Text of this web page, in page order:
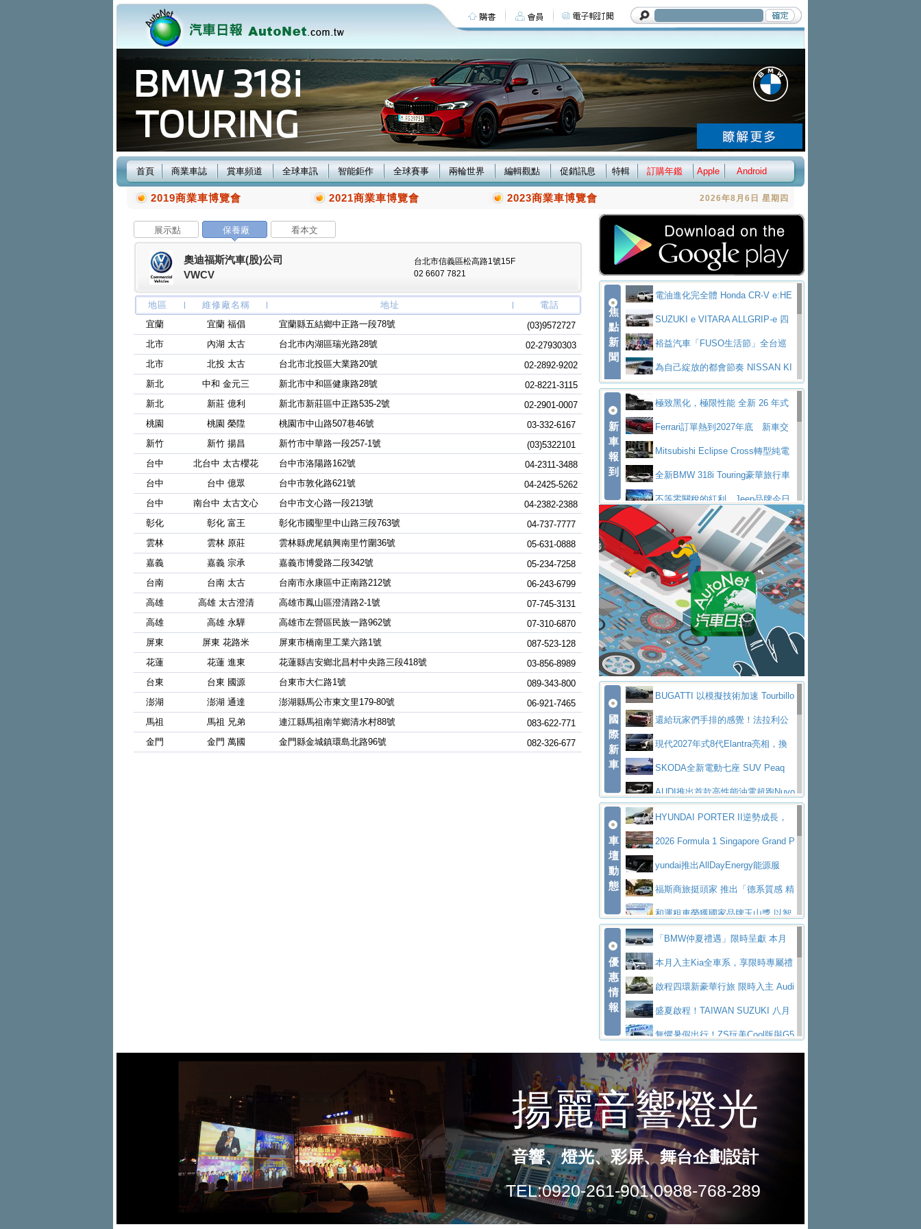
首頁 商業車誌 賞車頻道 全球車訊 智能鉅作 全球賽事 兩輪世界 編輯觀點 促銷訊息 特輯 訂購年鑑 Apple Android
2019商業車博覽會 2021商業車博覽會 2023商業車博覽會 2026年8月6日 星期四
展示點 保養廠 看本文
奧迪福斯汽車(股)公司
VWCV
台北市信義區松高路1號15F
02 6607 7821
地區 維修廠名稱 地址
電話
宜蘭
宜蘭 福倡 宜蘭縣五結鄉中正路一段78號
(03)9572727
北市
內湖 太古 台北巿內湖區瑞光路28號
02-27930303
北市
北投 太古 台北市北投區大業路20號
02-2892-9202
新北
中和 金元三 新北市中和區健康路28號
02-8221-3115
新北
新莊 億利 新北市新莊區中正路535-2號
02-2901-0007
桃園
桃園 榮陞 桃園市中山路507巷46號
03-332-6167
新竹
新竹 揚昌 新竹市中華路一段257-1號
(03)5322101
台中
北台中 太古櫻花 台中市洛陽路162號
04-2311-3488
台中
台中 億眾 台中市敦化路621號
04-2425-5262
台中
南台中 太古文心 台中市文心路一段213號
04-2382-2388
彰化
彰化 富王 彰化市國聖里中山路三段763號
04-737-7777
雲林
雲林 原莊 雲林縣虎尾鎮興南里竹圍36號
05-631-0888
嘉義
嘉義 宗承 嘉義市博愛路二段342號
05-234-7258
台南
台南 太古 台南市永康區中正南路212號
06-243-6799
高雄
高雄 太古澄清 高雄市鳳山區澄清路2-1號
07-745-3131
高雄
高雄 永驊 高雄市左營區民族一路962號
07-310-6870
屏東
屏東 花路米 屏東市橋南里工業六路1號
087-523-128
花蓮
花蓮 進東 花蓮縣吉安鄉北昌村中央路三段418號
03-856-8989
台東
台東 國源 台東市大仁路1號
089-343-800
澎湖
澎湖 通達 澎湖縣馬公市東文里179-80號
06-921-7465
馬祖
馬祖 兄弟 連江縣馬祖南竿鄉清水村88號
083-622-771
金門
金門 萬國 金門縣金城鎮環島北路96號 082-326-677
焦
點
新
聞
電油進化完全體 Honda CR-V e:HE
V PrestigeSUZUKI e VITARA ALLGRIP-e 四
驅精神的純電新詮釋
裕益汽車「FUSO生活節」全台巡
迴 結合生活體驗、交通安全與購車優惠
為自己綻放的都會節奏 NISSAN KI
CKS SAKURA為品味獨具層峰買家打造的頂級座
駕，MAZDA CX-90 33T AWD Premium Ca
ptain Seat
EV
技的座駕! Ford Territory中型油電休旅
SO Super Great今日在台登場，結合先進安
全輔助科技
ntis四品牌經銷權，全新多品牌旗艦展示中
心開幕啟用
屏東特搜大隊再添新利器 SITRAK
救助器材車買氣不衰、SUZUKI經銷商勇於開啟
全新大店，新北都鈴木占地500坪土城旗艦
展示中心開幕
2025第七屆ISUZU運轉職人挑戰賽
熱血登場 展現極致車技與專業職人精神
H2GP世界總決賽圓滿落幕 台灣團
隊表現精彩淨零減碳指標性應用 純電動水泥預
拌車 消防車除了滅火裝備還需要什麼？
一探SITRAK “準” 消防車的究竟
大益金龍初試啼聲，汽柴油5噸貨車
不是對手正宗年鑑2025年全球自動車年鑑1月
下旬問世！2024第六屆ISUZU運轉職人挑戰賽
首度前進南台灣熱烈開戰
豪華電能休旅新星 Audi Q4 Sportba
ck 55 e-tron S lineScania Taiwan 逆風而行，加深力
道投資布局
新
車
報
到
極致黑化，極限性能 全新 26 年式
DEFENDER OCTA BLACK 限量登台
Ferrari訂單熱到2027年底 新車交
付至少得等一年以上
Mitsubishi Eclipse Cross轉型純電
休旅 87kWh電池續航超過600公里
全新BMW 318i Touring豪華旅行車
全台限量200台 進化現型
不等零關稅的紅利，Jeep品牌今日
起展開首批車交車
Volvo EX60 即將叩關，靜肅性、底
盤與數位介面搶先揭露
Audi Q9 將於 2026 年底上市 旗艦
大型 SUV 鎖定七人座豪華市場
BMW攜手漫威電影【蜘蛛人：重生
日】 Skoda 發表全新 Peaq 內裝：七人
座純電旗艦 SUV，行李廂最大可達 935 公
升
全新純電 Mercedes-Benz C 400 4
MATIC Electric 登場
奢華與科技大躍進，MAZDA全新3
代CX-5全方位進化提前亮相並展開預售94.9
萬起
馬自達公布 2027 年式 MX-5 更
新，新增 Yakudo 特別版
Skoda Peaq 發表全新電動動力系
統 最長續航逾 640 公里、支援雙向供電
BMW M2 首度導入 xDrive 四驅，
美國與瑞士需求成關鍵推手
The all-new T-Roc 魅力 自成焦點
Maserati GT2 Stradale「Tribute to
MC12」全球首度亮相
迎接 RANGE ROVER 品牌家族第
五位成員 全新 RANGE ROVER GT 預告登
場
造型華麗時尚、科技座艙再進化，P
eugeot 208小改款發表上市94.8萬起
突然滿天都是小星星！ 台灣賓士突
襲式宣告全新 GLB 第四季上市即日起接單1
98萬起
台灣僅此一台 ! ROYAL ENFIELD
SHOTGUN 650 x ROUGH CRAFTS 限量特
仕版29日開放搶購
國
際
新
車
BUGATTI 以模擬技術加速 Tourbillo
n 動態開發還給玩家們手排的感覺！法拉利公
布12Cilidri Manaule手排超跑產品細節
現代2027年式8代Elantra亮相，換
裝更銳利的造型、更先進的資訊娛樂系統及
更高效的動力
SKODA全新電動七座 SUV Peaq
問世，擁有品牌史上最寬敞且豪華的座艙
AUDI推出首款高性能油電超跑Nuvo
lari，0到100公里加速2.6秒、極速350公里
／小時
百年三叉戟傳奇再啟程 Maserati 重
返 1000 Miglia 傳承競速榮耀
法拉利首款純電跑車Luce亮相，最
大馬力超過1000匹並具備530公里最大續航
里程
小車大空間、座艙科技更先進，SK
ODA發表全新純電跨界休旅Eipq祭平民化車
價89萬起
賓士AMG.EA專屬平台首作，Merc
edes-AMG 全新GT 4-Door Coupe全球首發
福斯推出首款GTI純電性能掀背ID.
Polo GTI，擁有226匹馬力和零百加速 6.8
秒的實力
Jaguar 公布四門 GT車款正式車名
為JAGUAR TYPE 01
終於跟上進度，LEXUS發表首款三
排六座純電旗艦休旅 TZ
有錢也買不到的Golf R！福斯打造
全新Golf R 24h賽車將挑戰紐柏林24小時耐
久賽
SKODA公布全新小型純電跨界休旅
Epiq內裝設計，預計5月19日全球首發
福斯全新 ID. Polo 起跳價約台幣94
萬，續航里程可達到455公里附氣動式按摩
座椅
福斯宣布Golf與T-Roc推出Full Hybri
d全油電複合動力車型，預計於今年第四季
上市
KIA米蘭設計周展出Vision Meta Tu
rismo概念車並公布所有相關資訊，未來將
是命名為EV8
BMW 旗艦房車7系列中期改款，外
觀煥然一新、內裝科技與電動車續航里程大
幅升級
借「東風」之力，HONDA推出中國
製造日本重新貼牌全新4代Insight純電動休
旅
現代汽車發表全新電動跨界休旅Ioni
q 3，科幻風格的造型具備335公里最大續航
里程
車
壇
動
態
HYUNDAI PORTER II逆勢成長，
勇奪中型貨車銷售冠軍
2026 Formula 1 Singapore Grand P
rix 新加坡大獎賽 Audi 極速之旅開放報名
yundai推出AllDayEnergy能源服
務 讓電動車化身行動儲能系統
福斯商旅挺頭家 推出「德系質感 精
算圓夢」專案和運租車榮獲國家品牌玉山獎 以智
慧移動與綠能創新父親節霸氣獻禮！PGO 威力125 最
低入手價 $60,900 起 省油ｘ安全ｘ大空間
陪爸爸輕鬆
Toyota歐洲純電車銷量翻倍 2026
上半年成長113％
NISSAN X-TRAIL 上市首月銷量
躋身同級前3名Subaru推動燃油、油電與純電車混
線生產 以彈性製造應對市場變化
XFORCE攜手臺南祀典大天后宮 試
乘就送限量「幸福駕到」過爐御守
Volvo Trucks 承諾成為高科技供應
鏈的可靠夥伴格上租車暑期享8% LINE POINTS
回饋 再抽黑鑰匙尊榮禮遇
匠心淬鍊展現世代躍進 ALL-NEW
MAZDA CX-5 延長保固禮遇限時實施
魅力 自成焦點 胡宇威擔任 The all-
new T-Roc 品牌大使 攜手Volkswagen展現
不被定義的
Skoda Motorsport 125 週年 全台 R
S Roadshow 熱血啟動
Nissan力拚縮短新車開發週期 導
入AI、借鏡中國車廠求生
全台最速充電樁降臨桃園！ 華城電
能首座640kW極速充電站正式啟用
BMW iX3投產9個月突破5萬輛 匈
優
惠
情
報
「BMW仲夏禮遇」限時呈獻 本月
入主即享尊榮豪華五星假期 多元優購方案
同步實施
本月入主Kia全車系，享限時專屬禮
遇 啟程四環新豪華行旅 限時入主 Audi
A6 旗艦陣容 低月付5,888元起及3 年乙式險
購置金
盛夏啟程！TAIWAN SUZUKI 八月
禮遇全面升級無懼暑假出行！ZS玩美Cool版與G5
0 PLUS酷涼特仕版升級通風座椅
Ford天外飛來禮 Territory旗艦響宴
三件組 再享0利率 入主再抽美國雙人來回機
票
Forester油電版上市週年保固升級
父親節再享SUBARU爸氣豪禮
PEUGEOT、CITROEN「EN ROU
TE！La Vie en Route｜法式日常，即刻啟
程」 全車系享 5 年
全能ZS翻玩新視界！全新27年式換
裝曜黑風格套件 含舊換新60萬內輕鬆入手
暑假購車趁現在！ PGO 全車系一
日限定賞車會 指定車款送3,000元加油卡
特斯拉掀充電價格戰 EVOASIS推
訂閱制假日最低5.25元會員優惠
Honda Motorcycle攜手築間餐飲集
團「燒肉Smile」跨界合作
出國、國旅都能用！iRent前進桃園